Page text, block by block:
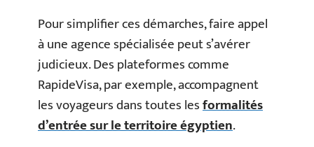
Pour simplifier ces démarches, faire appel
à une agence spécialisée peut s’avérer
judicieux. Des plateformes comme
RapideVisa, par exemple, accompagnent
les voyageurs dans toutes lesformalités
d’entrée sur le territoire égyptien.